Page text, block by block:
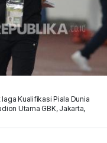
Kualifikasi Piala Dunia
Utama GBK, Jakarta,